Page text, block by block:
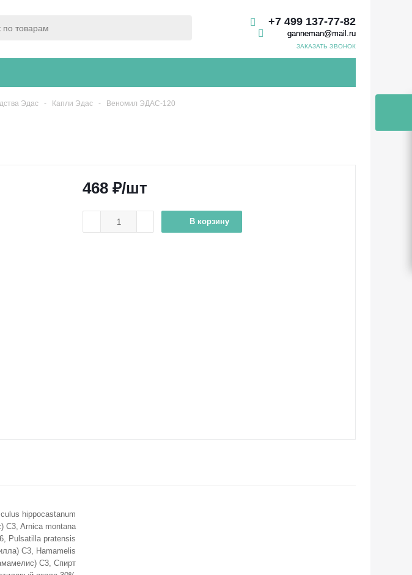
+7 499 137-77-82
ganneman@mail.ru
ЗАКАЗАТЬ ЗВОНОК
Эдас - Капли Эдас - Веномил ЭДАС-120
468 ₽/шт
В корзину
hippocastanum
C3, Arnica montana
Pulsatilla pratensis
C3, Hamamelis
C3, Спирт